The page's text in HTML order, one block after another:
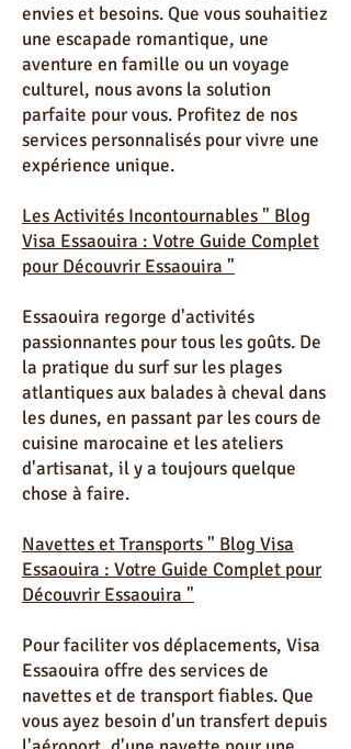
Visa Essaouira vous propose des
séjours sur mesure, adaptés à vos
envies et besoins. Que vous souhaitiez
une escapade romantique, une
aventure en famille ou un voyage
culturel, nous avons la solution
parfaite pour vous. Profitez de nos
expérience unique.
Les Activités Incontournables " Blog
pour Découvrir Essaouira "
Essaouira regorge d'activités
passionnantes pour tous les goûts. De
la pratique du surf sur les plages
atlantiques aux balades à cheval dans
les dunes, en passant par les cours de
cuisine marocaine et les ateliers
chose à faire.
Navettes et Transports " Blog Visa
Découvrir Essaouira "
Pour faciliter vos déplacements, Visa
Essaouira offre des services de